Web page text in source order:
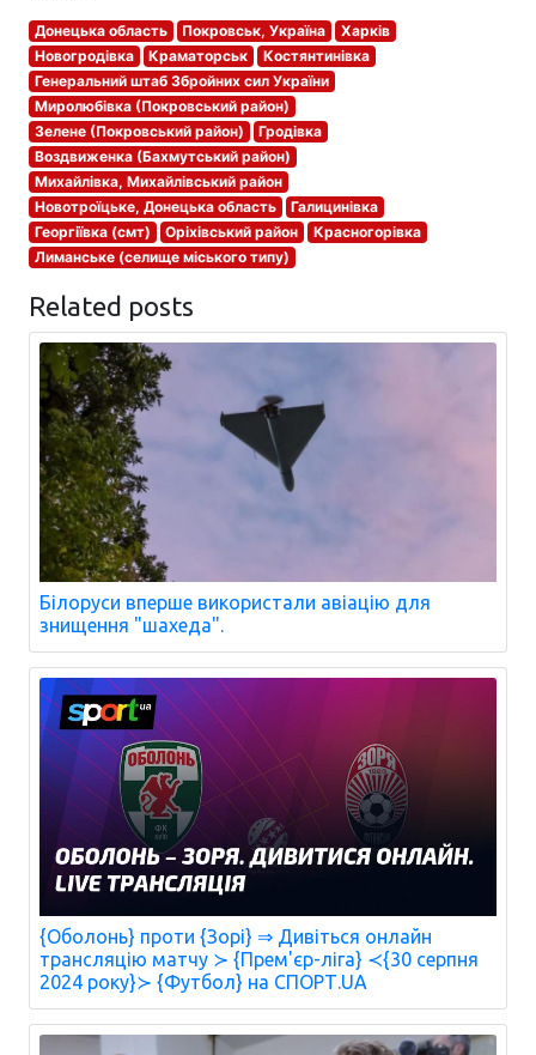
Донецька область Покровськ, Україна
Харків
Новогродівка
Краматорськ
Костянтинівка
Генеральний штаб Збройних сил України
Миролюбівка (Покровський район)
Зелене (Покровський район)
Гродівка
Воздвиженка (Бахмутський район)
Михайлівка, Михайлівський район
Новотроїцьке, Донецька область
Галицинівка
Георгіївка (смт)
Оріхівський район
Красногорівка
Лиманське (селище міського типу)
Related posts
Білоруси вперше використали авіацію для
знищення "шахеда".
{Оболонь} проти {Зорі} ⇒ Дивіться онлайн
трансляцію матчу ≻ {Прем'єр-ліга} ≺{30 серпня
2024 року}≻ {Футбол} на СПОРТ.UA